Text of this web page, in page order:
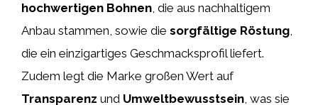
hochwertigen Bohnen, die aus nachhaltigem
Anbau stammen, sowie die sorgfältige Röstung,
die ein einzigartiges Geschmacksprofil liefert.
Zudem legt die Marke großen Wert auf
Transparenz und Umweltbewusstsein, was sie